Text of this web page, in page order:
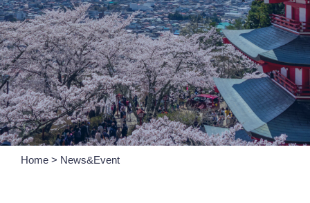
Home > News&Event